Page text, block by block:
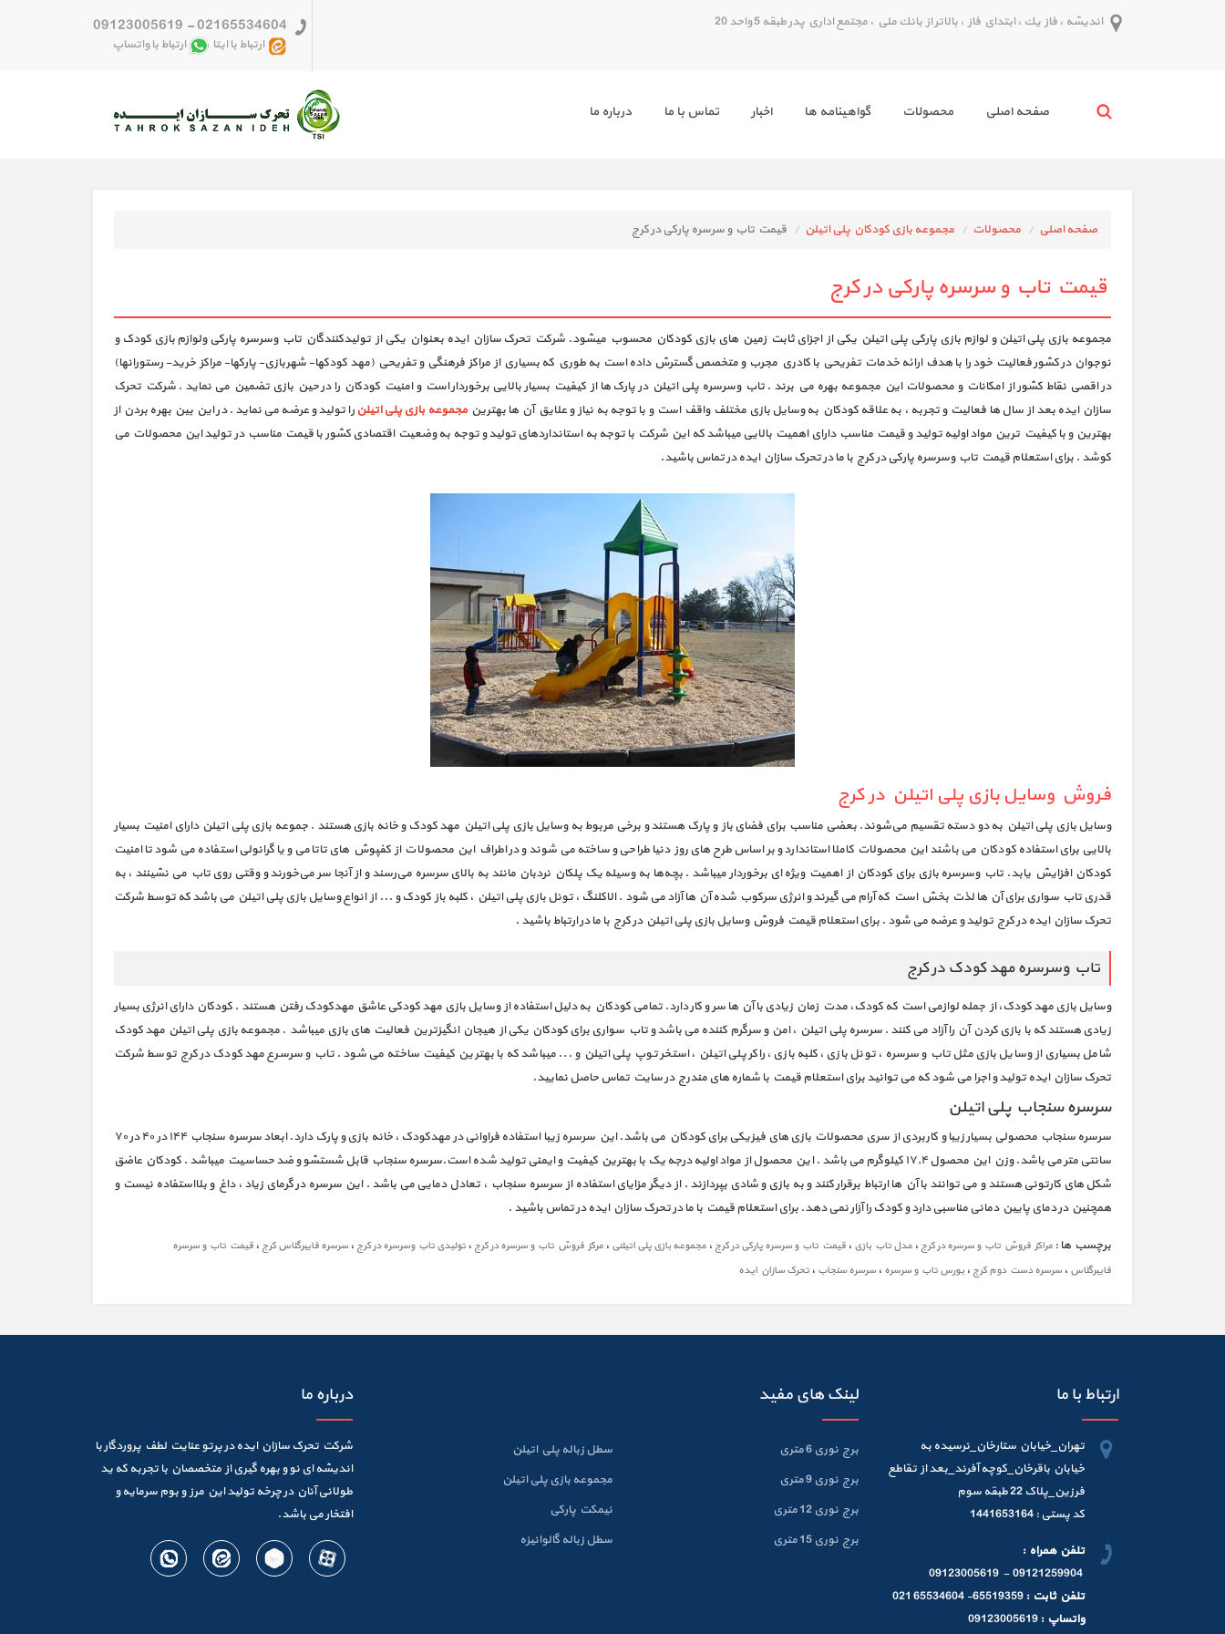
انديشه ، فاز يك ، ابتداي فاز ، بالاتر از بانك ملي ، مجتمع اداري پدر طبقه 5 واحد 20 02165534604
-
09123005619
ارتباط با ایتا ارتباط با واتساپ
صفحه اصلي محصولات گواهينامه ها اخبار تماس با ما درباره ما
صفحه اصلی محصولات مجموعه بازی کودکان پلی اتیلن قیمت تاب و سرسره پارکی در کرج
قیمت تاب و سرسره پارکی در کرج
مجموعه بازی پلی اتیلن و لوازم بازی پارکی پلی اتیلن یکی از اجزای ثابت زمین های بازی کودکان محسوب میشود. شرکت تحرک سازان ایده بعنوان یکی از تولیدکنندگان تاب وسرسره پارکی ولوازم بازی کودک و
نوجوان در کشور فعاليت خود را با هدف ارائه خدمات تفریحی با كادري مجرب و متخصص گسترش داده است به طوري كه بسياري از مراكز فرهنگي و تفريحي (مهد كودكها- شهربازي- پاركها- مراكز خريد- رستورانها)
در اقصي نقاط كشور از امكانات و محصولات اين مجموعه بهره مي برند . تاب وسرسره پلی اتیلن در پارک ها از کیفیت بسیار بالایی برخوردار است و امنیت کودکان را در حین بازی تضمین می نماید . شرکت تحرک
سازان ایده بعد از سال ها فعالیت و تجربه ، به علاقه کودکان به وسایل بازی مختلف واقف است و با توجه به نیاز و علایق آن ها بهترینمجموعه بازی پلی اتیلن را تولید و عرضه می نماید . در این بین بهره بردن از
بهترین و با کیفیت ترین مواد اولیه تولید و قیمت مناسب دارای اهمیت بالایی میباشد که این شرکت با توجه به استانداردهای تولید و توجه به وضعیت اقتصادی کشور با قیمت مناسب در تولید این محصولات می
کوشد . برای استعلام قیمت تاب وسرسره پارکی در کرج با ما در تحرک سازان ایده در تماس باشید.
فروش وسایل بازی پلی اتیلن در کرج
وسایل بازی پلی اتیلن به دو دسته تقسیم می‌شوند. بعضی مناسب برای فضای باز و پارک هستند و برخی مربوط به وسایل بازی پلی اتیلن مهد کودک و خانه بازی هستند . جموعه بازی پلی اتیلن دارای امنیت بسیار
بالایی برای استفاده کودکان می باشند این محصولات کاملا استاندارد و بر اساس طرح های روز دنیا طراحی و ساخته می شوند و در اطراف این محصولات از کفپوش های تاتامی و یا گرانولی استفاده می شود تا امنیت
کودکان افزایش یابد. تاب وسرسره بازی برای کودکان از اهمیت ویژه ای برخوردار میباشد . بچه‌ها به وسیله یک پلکان نردبان مانند به بالای سرسره می‌رسند و از آنجا سر می‌خورند و وقتی روی تاب می نشینند ، به
قدری تاب سواری برای آن ها لذت بخش است که آرام می گیرند و انرژی سرکوب شده آن ها آزاد می شود . الاکلنگ ، تونل بازی پلی اتیلن ، کلبه باز کودک و ... از انواع وسایل بازی پلی اتیلن می باشد که توسط شرکت
تحرک سازان ایده در کرج تولید و عرضه می شود . برای استعلام قیمت فروش وسایل بازی پلی اتیلن در کرج با ما در ارتباط باشید .
تاب وسرسره مهد کودک در کرج
وسایل بازی مهد کودک، از جمله لوازمی است که کودک، مدت زمان زیادی با آن ها سر و کار دارد. تمامی کودکان به دلیل استفاده از وسایل بازی مهد کودکی عاشق مهدکودک رفتن هستند . کودکان دارای انرژی بسیار
زیادی هستند که با بازی کردن آن را آزاد می کنند . سرسره پلی اتیلن ، امن و سرگرم کننده می باشد و تاب سواری برای کودکان یکی از هیجان انگیزترین فعالیت های بازی میباشد . مجموعه بازی پلی اتیلن مهد کودک
شامل بسیاری از وسایل بازی مثل تاب و سرسره ، تونل بازی ، کلبه بازی ، راکر پلی اتیلن ، استخر توپ پلی اتیلن و ... میباشد که با بهترین کیفیت ساخته می شود . تاب و سرسرع مهد کودک در کرج توسط شرکت
تحرک سازان ایده تولید و اجرا می شود که می توانید برای استعلام قیمت با شماره های مندرج در سایت تماس حاصل نمایید.
سرسره سنجاب پلی اتیلن
سرسره سنجاب محصولی بسیار زیبا و کاربردی از سری محصولات بازی های فیزیکی برای کودکان می باشد. این سرسره زیبا استفاده فراوانی در مهدکودک ، خانه بازی و پارک دارد. ابعاد سرسره سنجاب ۱۴۴ در ۴۰ در ۷۰
سانتی متر می باشد. وزن این محصول ۱۷٫۴ کیلوگرم می باشد . این محصول از مواد اولیه درجه یک با بهترین کیفیت و ایمنی تولید شده است.سرسره سنجاب قابل شستشو و ضد حساسیت میباشد . کودکان عاضق
شکل های کارتونی هستند و می توانند با آن ها ارتباط برقرار کنند و به بازی و شادی بپردازند . از دیگر مزایای استفاده از سرسره سنجاب ، تعادل دمایی می باشد . این سرسره در گرمای زیاد ، داغ و بلااستفاده نیست و
همچنین در دمای پایین دمانی مناسبی دارد و کودک را آزار نمی دهد. برای استعلام قیمت با ما در تحرک سازان ایده در تماس باشید .
برچسب ها : مراکز فروش تاب و سرسره در کرج ، مدل تاب بازی ، قیمت تاب و سرسره پارکی در کرج ، مجموعه بازی پلی اتیلنی ، مرکز فروش تاب و سرسره در کرج ، تولیدی تاب وسرسره در کرج ، سرسره فایبرگلاس کرج ، قیمت تاب و سرسره
فایبرگلاس ، سرسره دست دوم کرج ، بورس تاب و سرسره ، سرسره سنجاب ، تحرک سازان ایده
ارتباط با ما
تهران_خیابان ستارخان_نرسیده به
خیابان باقرخان_کوچه آفرند_بعد از تقاطع
فرزین_پلاک 22 طبقه سوم
کد پستی : 1441653164
تلفن همراه :
تلفن ثابت :
واتساپ :
لینک های مفید
برج نوری 6 متری
سطل زباله پلي اتيلن
برج نوری 9 متری
مجموعه بازی پلی اتیلن
برج نوری 12 متری
نیمکت پارکی
برج نوری 15 متری
سطل زباله گالوانيزه
درباره ما
شرکت تحرک سازان ایده در پرتو عنایت لطف پروردگار با
اندیشه ای نو و بهره گیری از متخصصان با تجربه که ید
طولانی آنان در چرخه تولید این مرز و بوم سرمایه و
افتخار می باشد.